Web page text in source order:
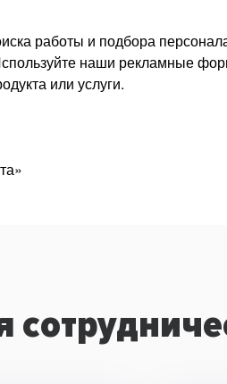
работы и подбора
наши рекламные
или услуги.